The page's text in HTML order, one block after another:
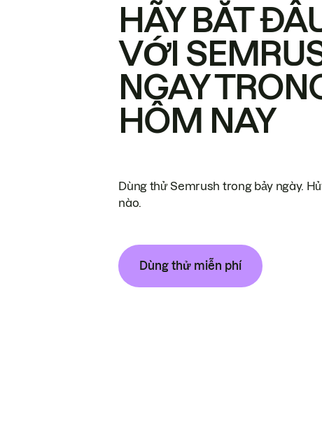
HÃY BẮT
VỚI
NGAY
HÔM NAY
Dùng thử Semrush trong bảy ngày.
nào.
Dùng thử miễn phí